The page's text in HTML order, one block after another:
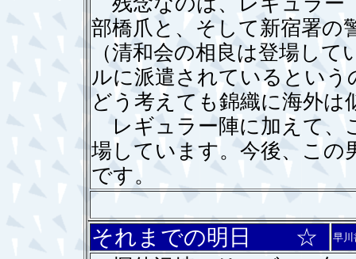
部橋爪と、そして新宿署の
（清和会の相良は登場し
ルに派遣されているとい
どう考えても錦織に海外は
レギュラー陣に加えて、
場しています。今後、この
です。
それまでの明日 ☆ 早